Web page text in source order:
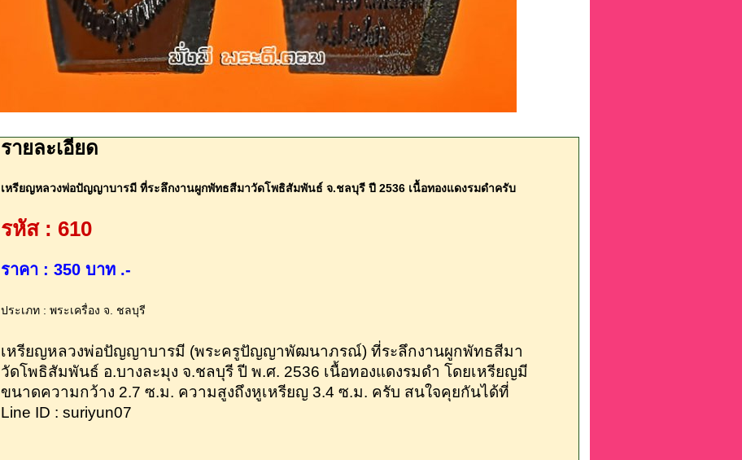
รายละเอียด
เหรียญหลวงพ่อปัญญาบารมี ที่ระลึกงานผูกพัทธสีมาวัดโพธิสัมพันธ์ จ.ชลบุรี ปี 2536 เนื้อทองแดงรมดำครับ
รหัส : 610
ราคา : 350 บาท .-
ประเภท : พระเครื่อง จ. ชลบุรี
เหรียญหลวงพ่อปัญญาบารมี (พระครูปัญญาพัฒนาภรณ์) ที่ระลึกงานผูกพัทธสีมา
วัดโพธิสัมพันธ์ อ.บางละมุง จ.ชลบุรี ปี พ.ศ. 2536 เนื้อทองแดงรมดำ โดยเหรียญมี
ขนาดความกว้าง 2.7 ซ.ม. ความสูงถึงหูเหรียญ 3.4 ซ.ม. ครับ สนใจคุยกันได้ที่
Line ID : suriyun07